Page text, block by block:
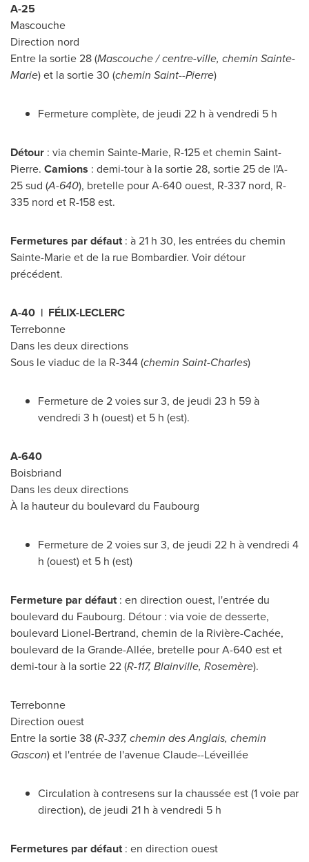
A-25
Mascouche
Direction nord
Entre la sortie 28 (Mascouche/ centre-ville, chemin Sainte-
Marie) et la sortie 30 (chemin Saint--Pierre)
Fermeture complète, de jeudi 22 h à vendredi 5 h
Détour : via chemin Sainte-Marie, R-125 etchemin Saint-
Pierre. Camions : demi-tour à la sortie 28, sortie 25 de l'A-
25 sud (A-640), bretelle pour A-640 ouest, R-337 nord, R-
335 nord et R-158 est.
Fermetures par défaut: à 21 h 30, les entrées du chemin
Sainte-Marieet de la rue Bombardier. Voir détour
précédent.
A-40 | FÉLIX-LECLERC
Terrebonne
Dans les deux directions
Sous le viaduc de la R-344 (chemin Saint-Charles)
Fermeture de 2 voies sur 3, de jeudi 23 h 59 à
vendredi 3 h (ouest) et 5 h (est).
A-640
Boisbriand
Dans les deux directions
À la hauteur du boulevard du Faubourg
Fermeture de 2 voies sur 3, de jeudi 22 h à vendredi 4
h (ouest) et 5 h (est)
Fermeture par défaut: en direction ouest, l'entrée du
boulevard du Faubourg. Détour : via voie de desserte,
boulevard Lionel-Bertrand, chemin de la Rivière-Cachée,
boulevard de la Grande-Allée, bretelle pour A-640 est et
demi-tour à la sortie 22 (R-117,Blainville, Rosemère).
Terrebonne
Direction ouest
Entre la sortie 38 (R-337, chemin des Anglais, chemin
Gascon) et l'entrée de l'avenue Claude--Léveillée
Circulation à contresens sur la chaussée est (1 voie par
direction), de jeudi 21 h à vendredi 5 h
Fermetures par défaut: en direction ouest